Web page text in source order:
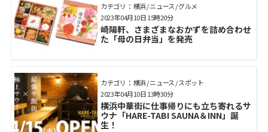
カテゴリ： 横浜 / ニュース / グルメ
崎陽軒、さまざまなおかずを詰め合わせ
た「母の日弁当」を発売
2023年04月10日 15時20分
カテゴリ： 横浜 / ニュース / スポット
横浜中華街に仕事帰りにも立ち寄れるサ
ウナ「HARE-TABI SAUNA＆INN」誕
生！
2023年04月10日 13時30分